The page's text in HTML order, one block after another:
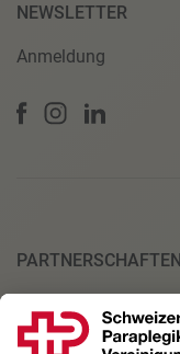
NEWSLETTER
Anmeldung
PARTNERSCHAFTEN